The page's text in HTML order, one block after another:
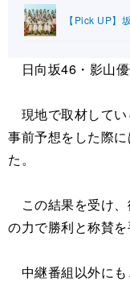
【Pick UP】
日向坂46・影山優
現地で取材してい
事前予想をした際
た。
この結果を受け、
の力で勝利と称賛
中継番組以外にも